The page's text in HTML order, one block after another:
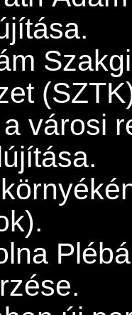
városi